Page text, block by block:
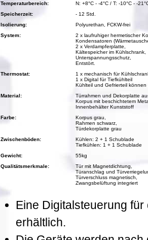
Temperaturbereich:
N: +8°C - -4°C / T: -10°C - -
Speicherzeit:
- 12 Std.
Isolierung:
Polyurethan, FCKW-frei
System:
2 x laufruhiger hermetischer
Kondensatoren
2 x Verdampferplatte,
Kältespeicher im Kühlschrank,
Unterspannungsschutz,
Entstört.
Thermostat:
1 x mechanisch für
1 x Digital für Tiefkühlteil
Kühlteil und Gefrierteil
Material:
Türrahmen und Dekorplatte
Korpus mit beschichtetem
Innenbehälter Kunststoff
Farbe:
Korpus grau,
Rahmen schwarz,
Türdekorplatte grau
Zwischenböden:
Kühlen: 2 + 1 Schublade
Tiefkühlen: 1 + 1 Schublade
Gewicht:
55kg
Qualitätsmerkmale:
Tür mit Magnetdichtung,
Türanschlag und
Türverschluss magnetisch,
Zwangsbelüftung integriert
Eine Digitalsteuerung
erhältlich.